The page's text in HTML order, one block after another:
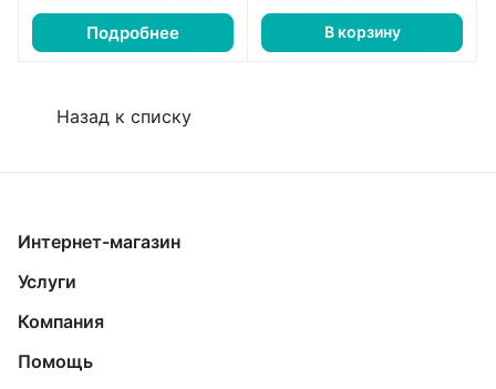
Подробнее В корзину
Назад к списку
Интернет-магазин
Услуги
Компания
Помощь